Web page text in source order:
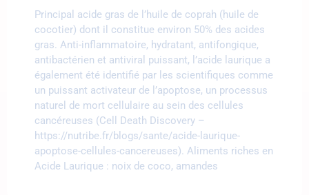
Principal acide gras de l’huile de coprah (huile de
cocotier) dont il constitue environ 50% des acides
gras. Anti-inflammatoire, hydratant, antifongique,
antibactérien et antiviral puissant, l’acide laurique a
également été identifié par les scientifiques comme
un puissant activateur de l’apoptose, un processus
naturel de mort cellulaire au sein des cellules
cancéreuses (Cell Death Discovery –
https://nutribe.fr/blogs/sante/acide-laurique-
apoptose-cellules-cancereuses). Aliments riches en
Acide Laurique : noix de coco, amandes